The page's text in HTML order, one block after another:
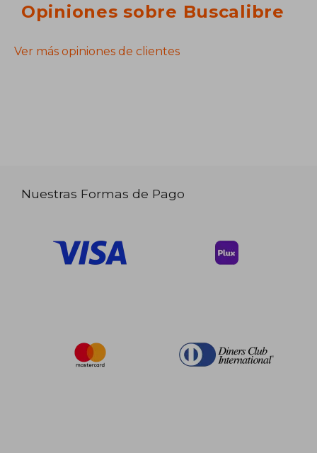
Opiniones sobre Buscalibre
Ver más opiniones de clientes
Nuestras Formas de Pago